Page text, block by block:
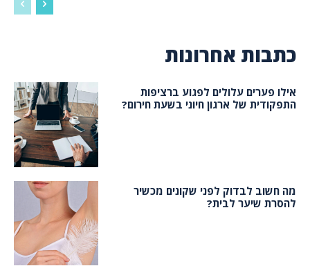
כתבות אחרונות
אילו פערים עלולים לפגוע ברציפות
התפקודית של ארגון חיוני בשעת חירום?
מה חשוב לבדוק לפני שקונים מכשיר
להסרת שיער לבית?